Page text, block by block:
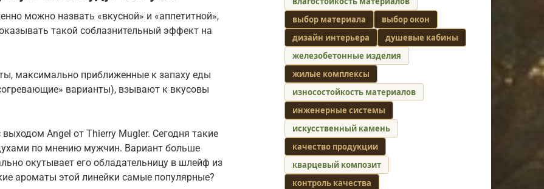
можно назвать «вкусной» и «аппетитной»,
такой соблазнительный эффект на
максимально приближенные к запаху еды
варианты), взывают к вкусовы
Angel от Thierry Mugler. Сегодня такие
по мнению мужчин. Вариант больше
окутывает его обладательницу в шлейф из
ароматы этой линейки самые популярные?
выбор материала
выбор окон
дизайн интерьера
душевые кабины
железобетонные изделия
жилые комплексы
износостойкость материалов
инженерные системы
искусственный камень
качество продукции
кварцевый композит
контроль качества